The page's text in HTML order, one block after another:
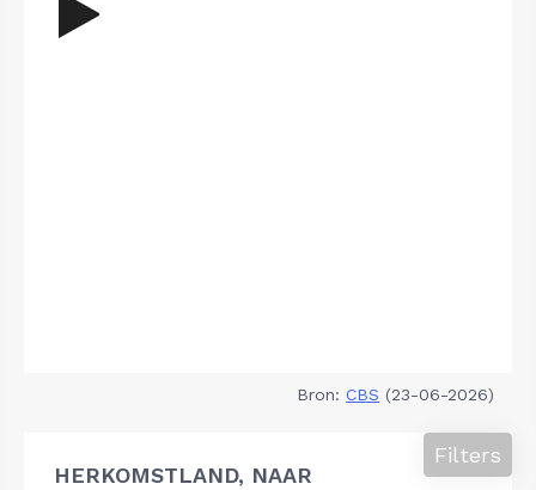
Bron: CBS (23-06-2026)
HERKOMSTLAND, NAAR
Filters